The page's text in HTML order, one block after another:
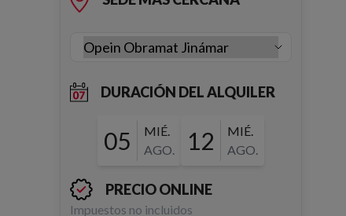
DURACIÓN DEL ALQUILER
05
MIÉ.
AGO.
12
MIÉ.
AGO.
PRECIO ONLINE
Impuestos no incluidos